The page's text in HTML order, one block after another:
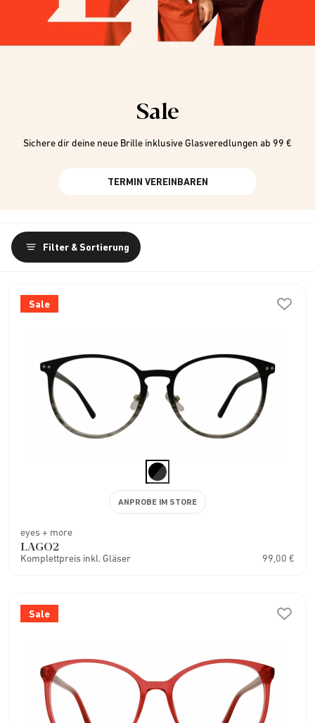
Sale
Sichere dir deine neue Brille inklusive Glasveredlungen ab 99 €
TERMIN VEREINBAREN
Filter & Sortierung
Sale
eyes + more
LAGO2
Komplettpreis inkl. Gläser 99,00 €
ANPROBE IM STORE
Sale